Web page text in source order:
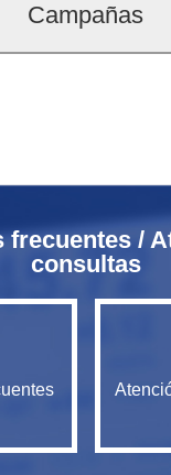
Campañas
frecuentes /
consultas